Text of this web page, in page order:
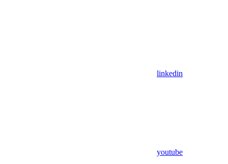
linkedin
youtube